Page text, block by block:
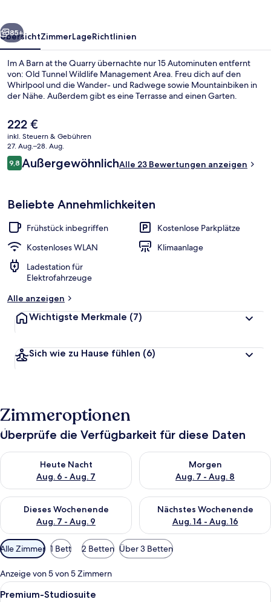
Außen-Whirlpool
Weiter
85+
ÜbersichtZimmerLageRichtlinien
Im A Barn at the Quarry übernachte nur 15 Autominuten entfernt
von: Old Tunnel Wildlife Management Area. Freu dich auf den
Whirlpool und die Wander- und Radwege sowie Mountainbiken in
der Nähe. Außerdem gibt es eine Terrasse and einen Garten.
Der
aktuelle
Preis
beträgt
222 €.
222 €
inkl. Steuern & Gebühren
27. Aug.–28. Aug.
Bewertungen
9,89,8 von 10.
AußergewöhnlichAlle 23 Bewertungen anzeigen
Beliebte Annehmlichkeiten
Frühstück inbegriffen
Kostenlose Parkplätze
Kostenloses WLAN
Klimaanlage
Ladestation für
Elektrofahrzeuge
Alle anzeigen
Wichtigste Merkmale (7)
Sich wie zu Hause fühlen (6)
Zimmeroptionen
Überprüfe die Verfügbarkeit für diese Daten
Heute Nacht
Aug. 6 - Aug. 7
Überprüfe die Verfügbarkeit für heute Nacht, Aug. 6 - Aug. 7.
Morgen
Aug. 7 - Aug. 8
Überprüfe die Verfügbarkeit
Dieses Wochenende
Aug. 7 - Aug. 9
Überprüfe die Verfügbarkeit für dieses Wochenende, Aug. 7
Nächstes Wochenende
Aug. 14 - Aug. 16
Überprüfe die Verfügbarkeit
Verfügbare
Filter
für
Zimmer
Alle Zimmer 1 Bett 2 Betten Über 3 Betten
Anzeige von 5 von 5 Zimmern
Alle
Ein rustikaler Holzraum mit einem
20
Premium-Studiosuite